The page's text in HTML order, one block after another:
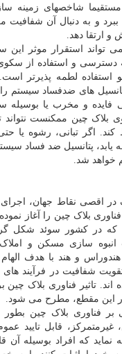
شاخصهای زمینه ساز
ببرد و به دنبال آن شفافیت
و ارتقا دهد.
تواند استقرار موثر این
دسترسی و استفاده از
استفاده لطمه پذیرتر
های ضدفساد سیستم را
فایده و مخرب یا بوسیله
بلاک چین ممکنست نتواند
اگر تبانی، رشوه یا حتی
یابد، پتانسیل ضد فساد
خواهد شد.
اقصی نقاط جهان،
بلاک چین را آغاز
که در کشور سوئد شکل
انبوه سازی مسکن و
هندوراس و هند با هدف
شفافیت در فرآیند
اند. تاثیر فناوری بلاک
این مقطع، مطرح می شود.
بر فناوری بلاک چین بطور
قابل تایید
که افراد بوسیله آن